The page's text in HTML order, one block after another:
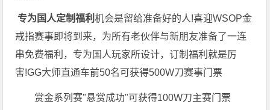
专为国人定制福利机会是留给准备好的人!喜迎WSOP金
戒指赛事即将到来，为所有老伙伴与新朋友准备了一连
串免费福利，专为国人玩家所设计，订制福利就是厉
害!GG大师直通车前50名可获得500W刀赛事门票
赏金系列赛"悬赏成功"可获得100W刀主赛门票